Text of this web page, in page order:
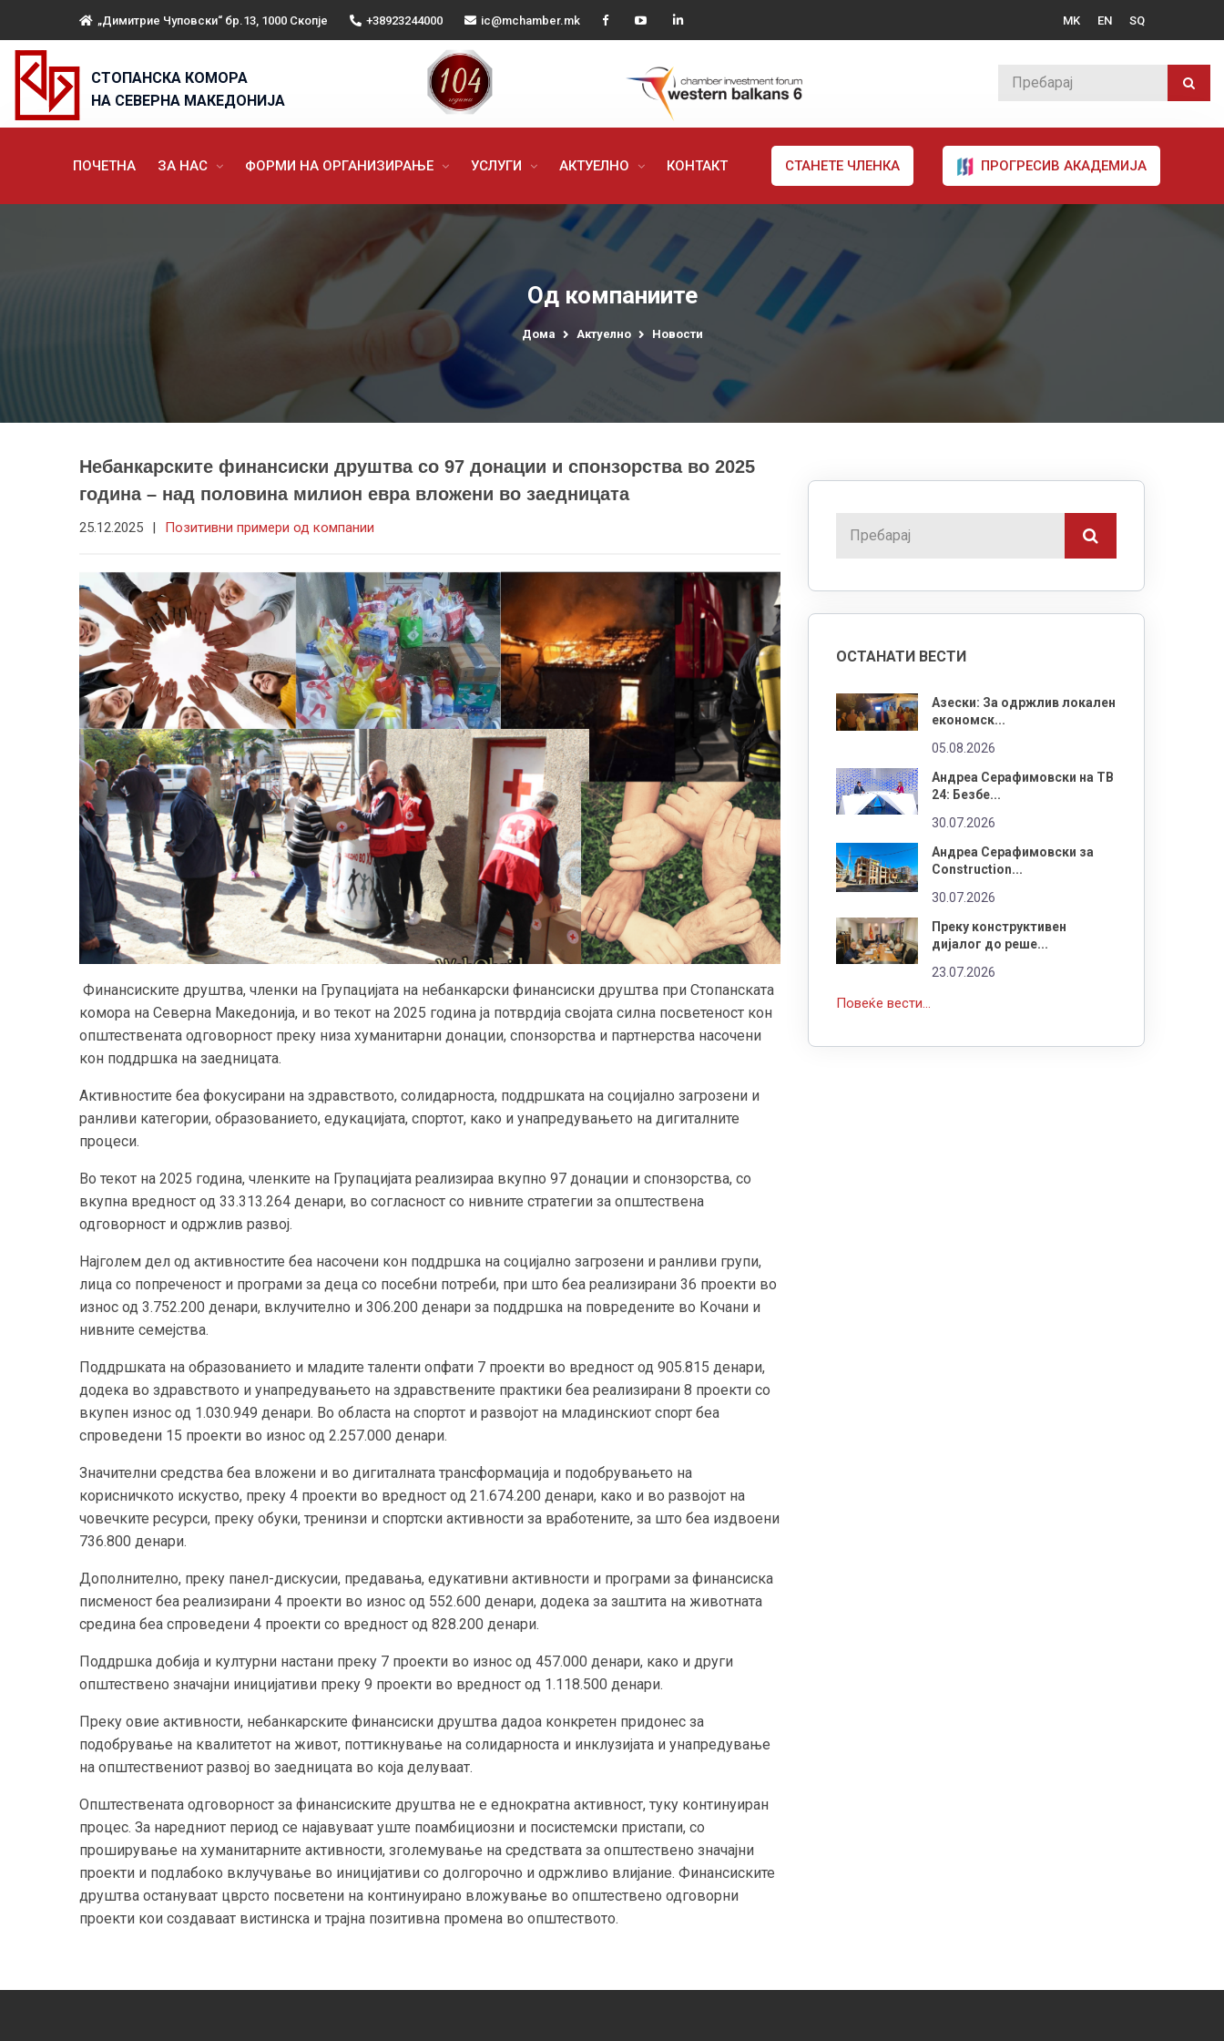
„Димитрие Чуповски“ бр.13, 1000 Скопје +38923244000 ic@mchamber.mk MK EN SQ
СТОПАНСКА КОМОРА
НА СЕВЕРНА МАКЕДОНИЈА
ПОЧЕТНА ЗА НАС ФОРМИ НА ОРГАНИЗИРАЊЕ УСЛУГИ АКТУЕЛНО КОНТАКТ СТАНЕТЕ ЧЛЕНКА ПРОГРЕСИВ АКАДЕМИЈА
Од компаниите
Дома Актуелно Новости
Небанкарските финансиски друштва со 97 донации и спонзорства во 2025
година – над половина милион евра вложени во заедницата
25.12.2025 | Позитивни примери од компании
Финансиските друштва, членки на Групацијата на небанкарски финансиски друштва при Стопанската
комора на Северна Македонија, и во текот на 2025 година ја потврдија својата силна посветеност кон
општествената одговорност преку низа хуманитарни донации, спонзорства и партнерства насочени
кон поддршка на заедницата.
Активностите беа фокусирани на здравството, солидарноста, поддршката на социјално загрозени и
ранливи категории, образованието, едукацијата, спортот, како и унапредувањето на дигиталните
процеси.
Во текот на 2025 година, членките на Групацијата реализираа вкупно 97 донации и спонзорства, со
вкупна вредност од 33.313.264 денари, во согласност со нивните стратегии за општествена
одговорност и одржлив развој.
Најголем дел од активностите беа насочени кон поддршка на социјално загрозени и ранливи групи,
лица со попреченост и програми за деца со посебни потреби, при што беа реализирани 36 проекти во
износ од 3.752.200 денари, вклучително и 306.200 денари за поддршка на повредените во Кочани и
нивните семејства.
Поддршката на образованието и младите таленти опфати 7 проекти во вредност од 905.815 денари,
додека во здравството и унапредувањето на здравствените практики беа реализирани 8 проекти со
вкупен износ од 1.030.949 денари. Во областа на спортот и развојот на младинскиот спорт беа
спроведени 15 проекти во износ од 2.257.000 денари.
Значителни средства беа вложени и во дигиталната трансформација и подобрувањето на
корисничкото искуство, преку 4 проекти во вредност од 21.674.200 денари, како и во развојот на
човечките ресурси, преку обуки, тренинзи и спортски активности за вработените, за што беа издвоени
736.800 денари.
Дополнително, преку панел-дискусии, предавања, едукативни активности и програми за финансиска
писменост беа реализирани 4 проекти во износ од 552.600 денари, додека за заштита на животната
средина беа спроведени 4 проекти со вредност од 828.200 денари.
Поддршка добија и културни настани преку 7 проекти во износ од 457.000 денари, како и други
општествено значајни иницијативи преку 9 проекти во вредност од 1.118.500 денари.
Преку овие активности, небанкарските финансиски друштва дадоа конкретен придонес за
подобрување на квалитетот на живот, поттикнување на солидарноста и инклузијата и унапредување
на општествениот развој во заедницата во која делуваат.
Општествената одговорност за финансиските друштва не е еднократна активност, туку континуиран
процес. За наредниот период се најавуваат уште поамбициозни и посистемски пристапи, со
проширување на хуманитарните активности, зголемување на средствата за општествено значајни
проекти и подлабоко вклучување во иницијативи со долгорочно и одржливо влијание. Финансиските
друштва остануваат цврсто посветени на континуирано вложување во општествено одговорни
проекти кои создаваат вистинска и трајна позитивна промена во општеството.
ОСТАНАТИ ВЕСТИ
Азески: За одржлив локален
економск...
05.08.2026
Андреа Серафимовски на ТВ
24: Безбе...
30.07.2026
Андреа Серафимовски за
Construction...
30.07.2026
Преку конструктивен
дијалог до реше...
23.07.2026
Повеќе вести...